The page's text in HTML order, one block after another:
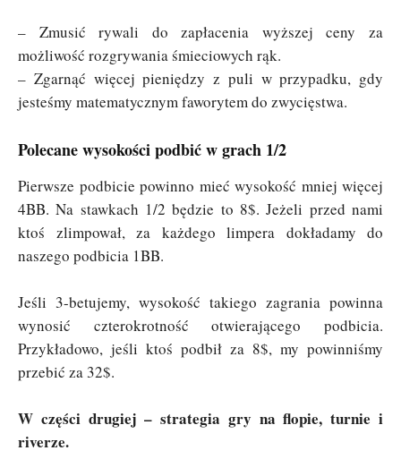
– Zmusić rywali do zapłacenia wyższej ceny za
możliwość rozgrywania śmieciowych rąk.
– Zgarnąć więcej pieniędzy z puli w przypadku, gdy
jesteśmy matematycznym faworytem do zwycięstwa.
Polecane wysokości podbić w grach 1/2
Pierwsze podbicie powinno mieć wysokość mniej więcej
4BB. Na stawkach 1/2 będzie to 8$. Jeżeli przed nami
ktoś zlimpował, za każdego limpera dokładamy do
naszego podbicia 1BB.
Jeśli 3-betujemy, wysokość takiego zagrania powinna
wynosić czterokrotność otwierającego podbicia.
Przykładowo, jeśli ktoś podbił za 8$, my powinniśmy
przebić za 32$.
W części drugiej – strategia gry na flopie, turnie i
riverze.